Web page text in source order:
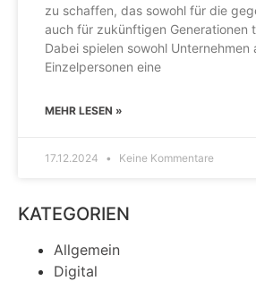
zu schaffen, das sowohl für die
auch für zukünftigen Generationen
Dabei spielen sowohl Unternehmen
Einzelpersonen eine
MEHR LESEN »
17.12.2024 Keine Kommentare
KATEGORIEN
Allgemein
Digital